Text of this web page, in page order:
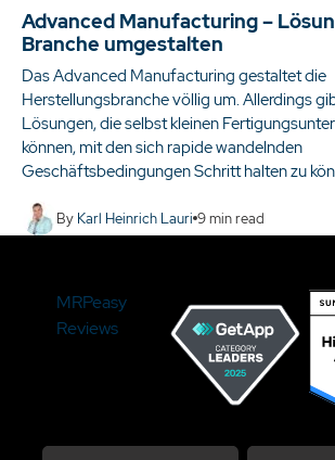
Advanced Manufacturing –
Branche umgestalten
Das Advanced Manufacturing gestaltet die
Herstellungsbranche völlig um. Allerdings
Lösungen, die selbst kleinen
können, mit den sich rapide wandelnden
Geschäftsbedingungen Schritt halten zu
By Karl Heinrich Lauri 9min read
MRPeasy
Reviews